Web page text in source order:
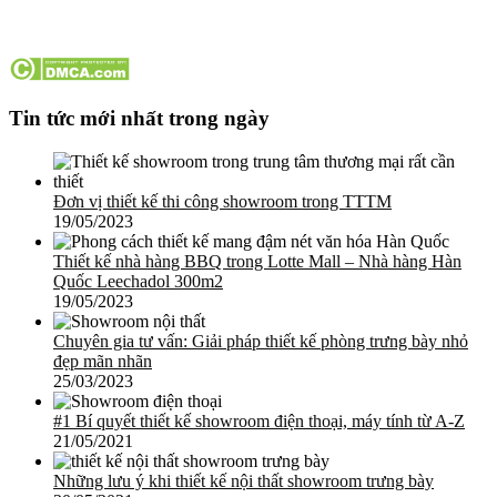
Tin tức mới nhất trong ngày
Đơn vị thiết kế thi công showroom trong TTTM
19/05/2023
Thiết kế nhà hàng BBQ trong Lotte Mall – Nhà hàng Hàn
Quốc Leechadol 300m2
19/05/2023
Chuyên gia tư vấn: Giải pháp thiết kế phòng trưng bày nhỏ
đẹp mãn nhãn
25/03/2023
#1 Bí quyết thiết kế showroom điện thoại, máy tính từ A-Z
21/05/2021
Những lưu ý khi thiết kế nội thất showroom trưng bày